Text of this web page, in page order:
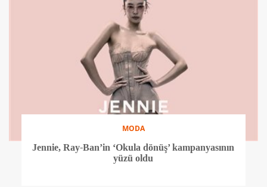
MODA
Jennie, Ray-Ban’in ‘Okula dönüş’ kampanyasının
yüzü oldu